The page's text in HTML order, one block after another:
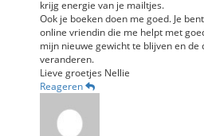
krijg energie van je mailtjes.
Ook je boeken doen me goed. Je
online vriendin die me helpt met
mijn nieuwe gewicht te blijven en de
veranderen.
Lieve groetjes Nellie
Reageren